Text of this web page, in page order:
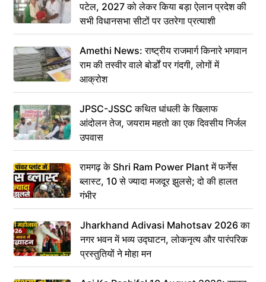
पटेल, 2027 को लेकर किया बड़ा ऐलान प्रदेश की
सभी विधानसभा सीटों पर उतरेगा प्रत्याशी
Amethi News: राष्ट्रीय राजमार्ग किनारे भगवान
राम की तस्वीर वाले बोर्डों पर गंदगी, लोगों में
आक्रोश
JPSC-JSSC कथित धांधली के खिलाफ
आंदोलन तेज, जयराम महतो का एक दिवसीय निर्जल
उपवास
रामगढ़ के Shri Ram Power Plant में फर्नेस
ब्लास्ट, 10 से ज्यादा मजदूर झुलसे; दो की हालत
गंभीर
Jharkhand Adivasi Mahotsav 2026 का
नगर भवन में भव्य उद्घाटन, लोकनृत्य और पारंपरिक
प्रस्तुतियों ने मोहा मन